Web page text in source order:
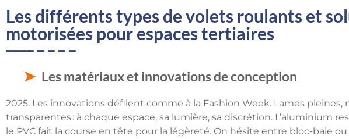
Les différents types de volets roulants et
motorisées pour espaces tertiaires
Les matériaux et innovations de conception
2025. Les innovations défilent comme à la Fashion Week. Lames pleines,
transparentes : à chaque espace, sa lumière, sa discrétion. L’aluminium
le PVC fait la course en tête pour la légèreté. On hésite entre bloc-baie